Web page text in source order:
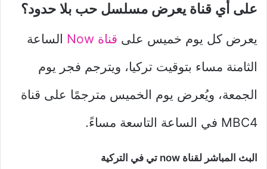
على أي قناة يعرض مسلسل حب بلا حدود؟
يعرض كل يوم خميس على قناة Now
الساعة
الثامنة مساء بتوقيت تركيا، ويترجم فجر يوم
الجمعة، ويُعرض يوم الخميس مترجمًا على قناة
MBC4 في الساعة التاسعة مساءً.
البث المباشر لقناة now تي في التركية